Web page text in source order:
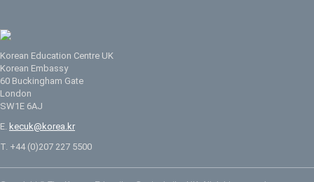
Korean Education Centre UK
Korean Embassy
60 Buckingham Gate
London
SW1E 6AJ
E. kecuk@korea.kr
T. +44 (0)207 227 5500